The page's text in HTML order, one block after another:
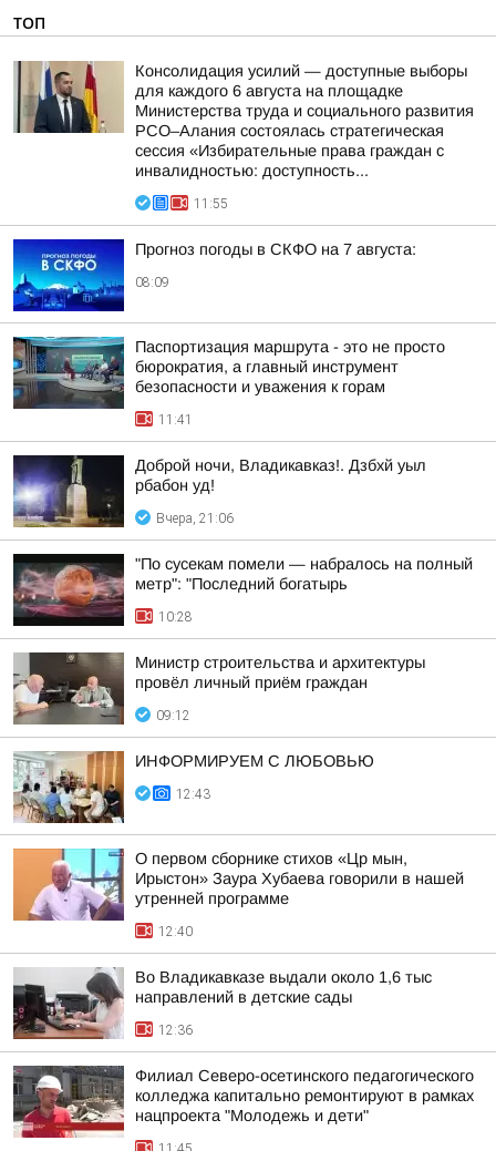
ТОП
Консолидация усилий — доступные выборы
для каждого 6 августа на площадке
Министерства труда и социального развития
РСО–Алания состоялась стратегическая
сессия «Избирательные права граждан с
инвалидностью: доступность...
11:55
Прогноз погоды в СКФО на 7 августа:
08:09
Паспортизация маршрута - это не просто
бюрократия, а главный инструмент
безопасности и уважения к горам
11:41
Доброй ночи, Владикавказ!. Дзбхй уыл
рбабон уд!
Вчера, 21:06
"По сусекам помели — набралось на полный
метр": "Последний богатырь
10:28
Министр строительства и архитектуры
провёл личный приём граждан
09:12
ИНФОРМИРУЕМ С ЛЮБОВЬЮ
12:43
О первом сборнике стихов «Цр мын,
Ирыстон» Заура Хубаева говорили в нашей
утренней программе
12:40
Во Владикавказе выдали около 1,6 тыс
направлений в детские сады
12:36
Филиал Северо-осетинского педагогического
колледжа капитально ремонтируют в рамках
нацпроекта "Молодежь и дети"